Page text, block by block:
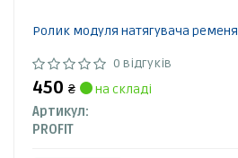
Ролик модуля натягувача ременя
0 відгуків
450 ₴
на складі
Артикул:
PROFIT